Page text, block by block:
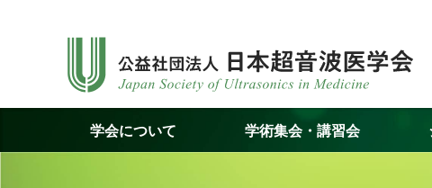
ツ
ス
学会について 学術集会・講習会